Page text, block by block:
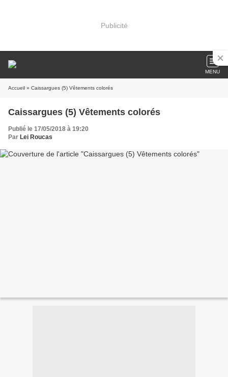
Publicité
MENU
Accueil » Caissargues (5) Vêtements colorés
Caissargues (5) Vêtements colorés
Publié le 17/05/2018 à 19:20
Par Lei Roucas